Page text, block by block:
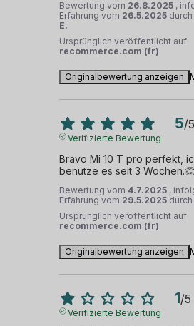
Bewertung vom 26.8.2025 ,
Erfahrung vom 26.5.2025 durch
E.
Ursprünglich veröffentlicht auf
recommerce.com (fr)
Originalbewertung anzeigen
5/5
Verifizierte Bewertung
Bravo Mi 10 T pro perfekt,
benutze es seit 3
Bewertung vom 4.7.2025 ,
Erfahrung vom 29.5.2025 durch
Ursprünglich veröffentlicht auf
recommerce.com (fr)
Originalbewertung anzeigen
1/5
Verifizierte Bewertung